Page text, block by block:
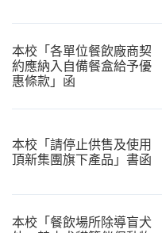
本校「各單位餐飲廠商契
約應納入自備餐盒給予優
惠條款」函
本校「請停止供售及使用
頂新集團旗下產品」書函
本校「餐飲場所除導盲犬